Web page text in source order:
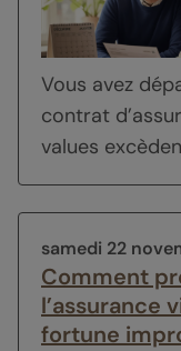
Vous avez
contrat
values
samedi 22
Comment
l’assurance
fortune